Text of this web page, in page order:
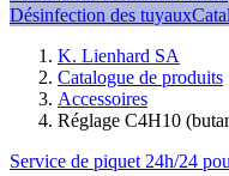
Désinfection des tuyaux
K. Lienhard SA
Catalogue de produits
Accessoires
Réglage C4H10
Service de piquet 24h/24